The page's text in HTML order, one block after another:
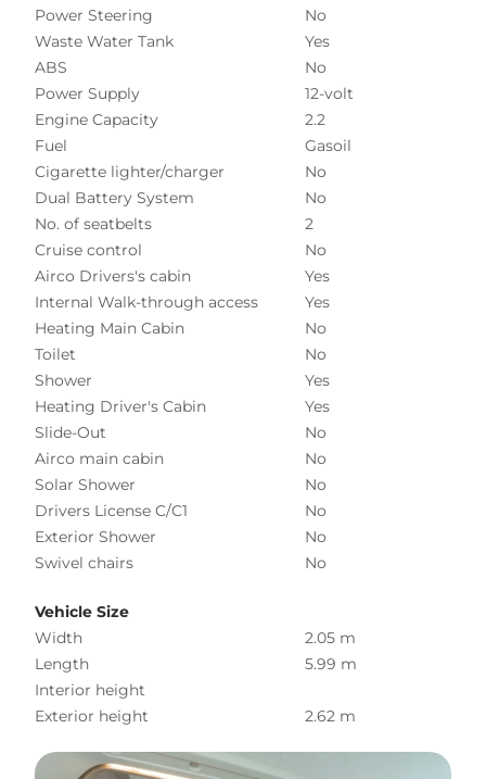
Power Steering
No
Waste Water Tank
Yes
ABS
No
Power Supply
12-volt
Engine Capacity
2.2
Fuel
Gasoil
Cigarette lighter/charger
No
Dual Battery System
No
No. of seatbelts
2
Cruise control
No
Airco Drivers's cabin
Yes
Internal Walk-through access
Yes
Heating Main Cabin
No
Toilet
No
Shower
Yes
Heating Driver's Cabin
Yes
Slide-Out
No
Airco main cabin
No
Solar Shower
No
Drivers License C/C1
No
Exterior Shower
No
Swivel chairs
No
Vehicle Size
Width
2.05 m
Length
5.99 m
Interior height
Exterior height
2.62 m